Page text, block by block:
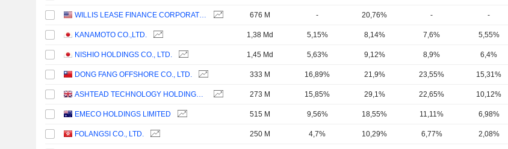
WILLIS LEASE FINANCE CORPORATION 676 M - 20,76% - -
KANAMOTO CO.,LTD. 1,38 Md 5,15% 8,14% 7,6% 5,55%
NISHIO HOLDINGS CO., LTD. 1,45 Md 5,63% 9,12% 8,9% 6,4%
DONG FANG OFFSHORE CO., LTD. 333 M 16,89% 21,9% 23,55% 15,31%
ASHTEAD TECHNOLOGY HOLDINGS PLC 273 M 15,85% 29,1% 22,65% 10,12%
EMECO HOLDINGS LIMITED 515 M 9,56% 18,55% 11,11% 6,98%
FOLANGSI CO., LTD. 250 M 4,7% 10,29% 6,77% 2,08%